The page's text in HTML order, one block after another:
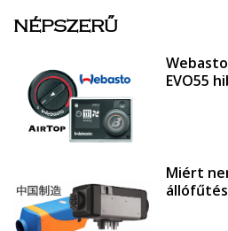
NÉPSZERŰ
EVO55
Miért